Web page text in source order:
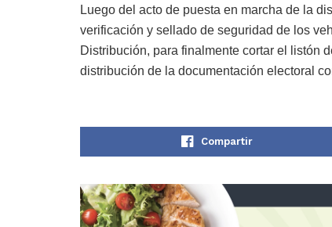
Luego del acto de puesta en marcha de la
verificación y sellado de seguridad de los
Distribución, para finalmente cortar el listón
distribución de la documentación electoral
Compartir